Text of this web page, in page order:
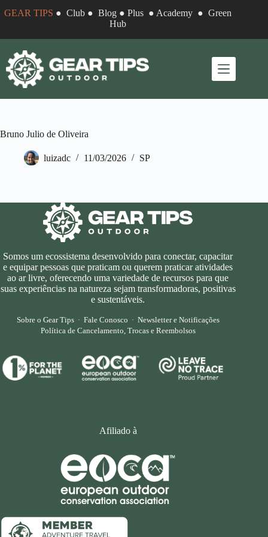
para
conteúdo
GEAR TIPS ●Club ●Blog ●Plus ● Academy ●Green
Hub
Bruno Julio de Oliveira
luizadc 11/03/2026 SP
Somos um ecossistema desenvolvido para conectar, capacitar
e equipar pessoas que praticam ou querem praticar atividades
ao ar livre, oferecendo uma variedade de recursos para que
suas experiências na natureza sejam transformadoras, positivas
e sustentáveis.
Sobre o Gear Tips· Fale Conosco · Newsletter e Notificações
Política de Cancelamento, Trocas e Reembolsos
Afiliado à